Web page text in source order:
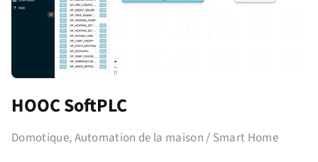
HOOC SoftPLC
Domotique, Automation de la maison / Smart Home